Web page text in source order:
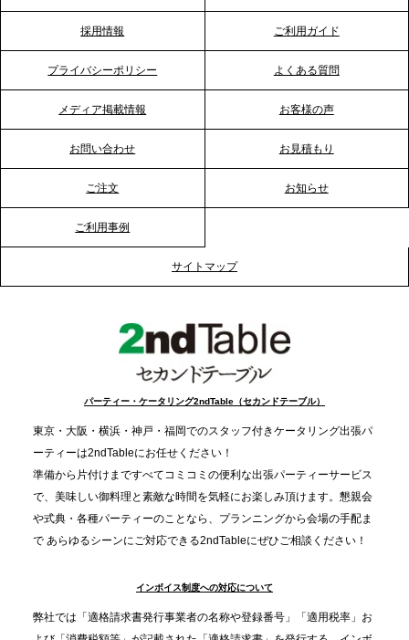
2026.1.23
RKB毎日放送「RKB NEWS」で、2ndTable「恵方
巻きケータリング」が紹介されました
2026.1.20
る？「恵方巻きケータリング」で、社内コミュニケ
ーションを活性化
2025.12.12
事提供を実施へ
TBS「Nスタ」で、2ndTable「1DISH」が紹介され
2025.11.21
プレスリリースのご案内｜忘年会は“移動時間ゼロ
分”の時代へ。法人注文が前年比5倍に伸びた「宅配
オードブル」が提案する、新しい乾杯文化
プレスリリースのご案内｜職場で完結する“忘年会・
採用情報 ご利用ガイド
プライバシーポリシー よくある質問
メディア掲載情報 お客様の声
お問い合わせ お見積もり
ご注文 お知らせ
ご利用事例
サイトマップ
パーティー・ケータリング2ndTable（セカンドテーブル）
東京・大阪・横浜・神戸・福岡でのスタッフ付きケータリング出張パ
ーティーは2ndTableにお任せください！
準備から片付けまですべてコミコミの便利な出張パーティーサービス
で、美味しい御料理と素敵な時間を気軽にお楽しみ頂けます。懇親会
や式典・各種パーティーのことなら、プランニングから会場の手配ま
で あらゆるシーンにご対応できる2ndTableにぜひご相談ください！
インボイス制度への対応について
弊社では「適格請求書発行事業者の名称や登録番号」「適用税率」お